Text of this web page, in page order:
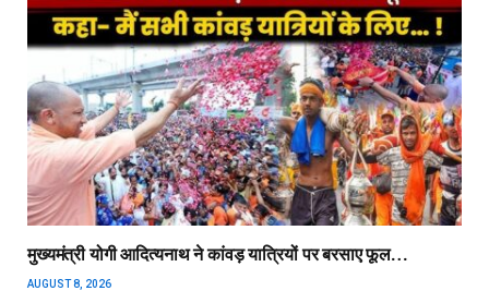
मुख्यमंत्री योगी आदित्यनाथ ने कांवड़ यात्रियों पर बरसाए फूल…
AUGUST 8, 2026